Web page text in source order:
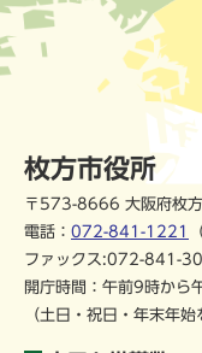
枚方市役所
〒573-8666 大阪府枚
電話： 072-841-1221
ファックス:072-841-
開庁時間：午前9時から
（土日・祝日・年末年始